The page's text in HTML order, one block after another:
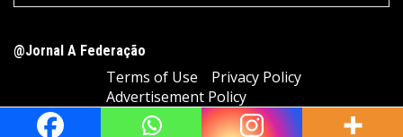
@Jornal A Federação
Terms of Use
Privacy Policy
Advertisement Policy